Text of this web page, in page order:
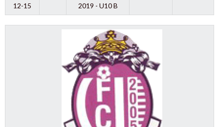
12-15
2019 - U10 B